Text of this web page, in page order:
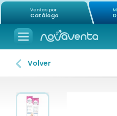
Ventas por
Catálogo
Volver